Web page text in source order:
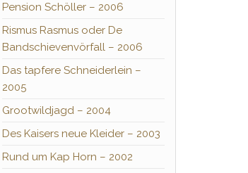
Pension Schöller – 2006
Rismus Rasmus oder De
Bandschievenvörfall – 2006
Das tapfere Schneiderlein –
2005
Grootwildjagd – 2004
Des Kaisers neue Kleider – 2003
Rund um Kap Horn – 2002